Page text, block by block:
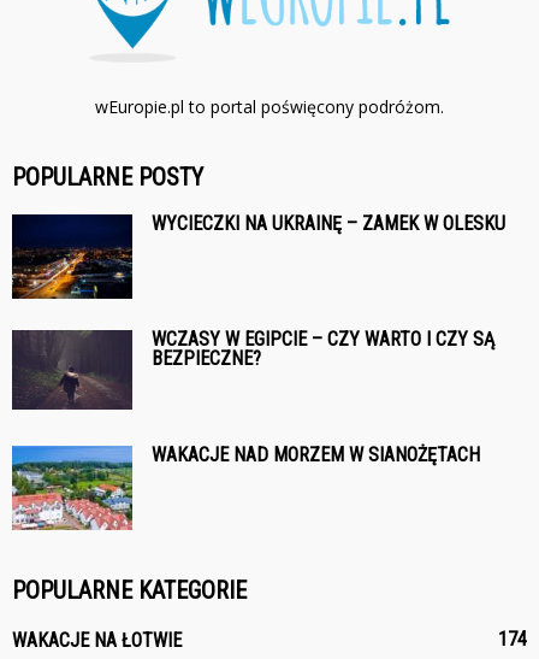
wEuropie.pl to portal poświęcony podróżom.
POPULARNE POSTY
WYCIECZKI NA UKRAINĘ – ZAMEK W OLESKU
WCZASY W EGIPCIE – CZY WARTO I CZY SĄ
BEZPIECZNE?
WAKACJE NAD MORZEM W SIANOŻĘTACH
POPULARNE KATEGORIE
WAKACJE NA ŁOTWIE 174